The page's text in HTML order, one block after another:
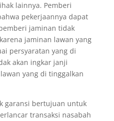
lainnya. Pemberi
pekerjaannya dapat
jaminan tidak
jaminan lawan yang
persyaratan yang di
akan ingkar janji
yang di tinggalkan
garansi bertujuan untuk
transaksi nasabah